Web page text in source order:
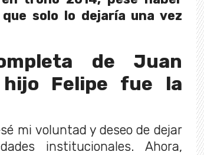
solo lo dejaría una vez
de Juan
Felipe fue la
mi voluntad y deseo de dejar
institucionales. Ahora,